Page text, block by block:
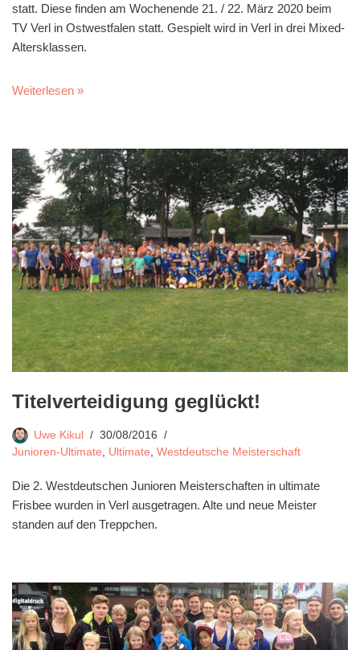
statt. Diese finden am Wochenende 21. / 22. März 2020 beim
TV Verl in Ostwestfalen statt. Gespielt wird in Verl in drei Mixed-
Altersklassen.
Weiterlesen »
Titelverteidigung geglückt!
Uwe Kikul
30/08/2016
Junioren-Ultimate, Ultimate, Westdeutsche Meisterschaft
Die 2. Westdeutschen Junioren Meisterschaften in ultimate
Frisbee wurden in Verl ausgetragen. Alte und neue Meister
standen auf den Treppchen.